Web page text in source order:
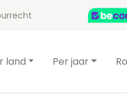
land Per jaar